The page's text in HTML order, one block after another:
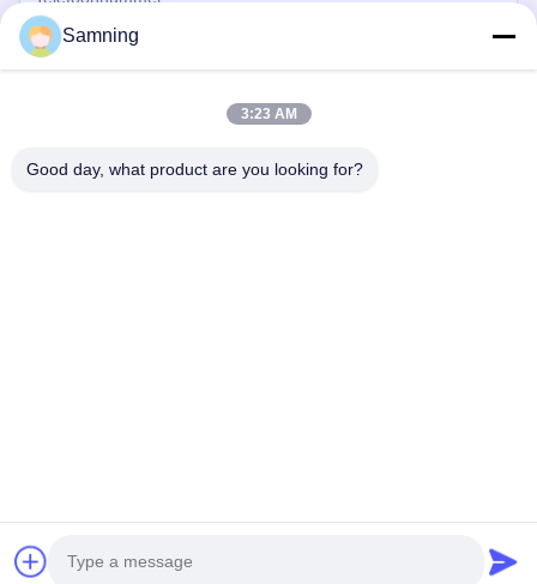
© 2026 Xi'An Daxi Houseware Co., Ltd. All Rights Reserved.
Samning
3:23 AM
Good day, what product are you looking for?